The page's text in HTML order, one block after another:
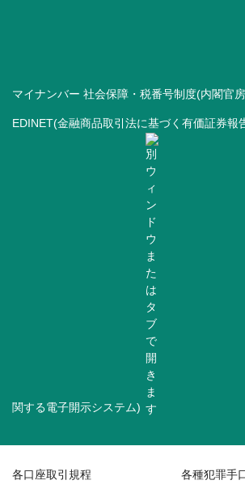
マイナンバー 社会保障・税番号制度(内閣官
EDINET(金融商品取引法に基づく有価証券報
関する電子開示システム)
各口座取引規程 各種犯罪手